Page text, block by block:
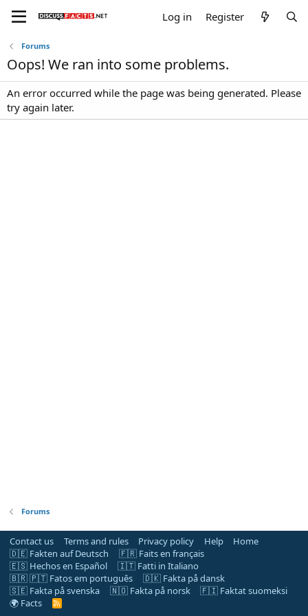
Log in Register
Forums
Oops! We ran into some problems.
An error occurred while the page was being generated. Please
try again later.
Forums
Contact us Terms and rules Privacy policy Help
Home
🇩🇪 Fakten auf Deutsch
🇫🇷 Faits en français
🇪🇸 Hechos en Español
🇮🇹 Fatti in Italiano
🇧🇷 🇵🇹 Fatos em português
🇩🇰 Fakta på dansk
🇸🇪 Fakta på svenska
🇳🇴 Fakta på norsk
🇫🇮 Faktat suomeksi
🌍 Facts
R